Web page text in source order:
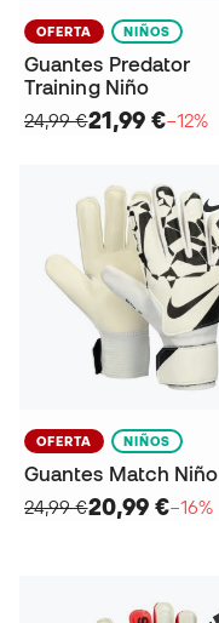
OFERTA NIÑOS
Guantes Predator
Training Niño
24,99 €21,99 €−12%
OFERTA NIÑOS
Guantes Match Niño
24,99 €20,99 €−16%